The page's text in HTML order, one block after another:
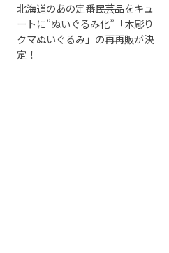
北海道のあの定番民芸品をキュ
ートに”ぬいぐるみ化”「木彫り
クマぬいぐるみ」の再再販が決
定！